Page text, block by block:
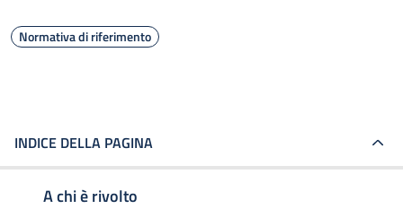
Normativa di riferimento
INDICE DELLA PAGINA
A chi è rivolto